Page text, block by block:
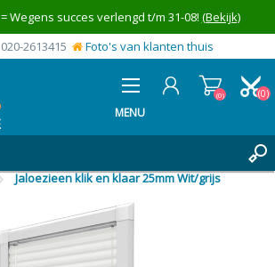
= Wegens succes verlengd t/m 31-08! (Bekijk)
020-2613415 Foto's van klanten thuis
MENU
(0)
(0)
Jaloezieen klik en klaar 25mm Wit/grijs